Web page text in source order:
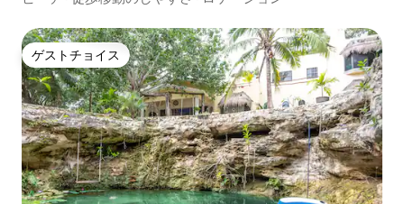
ゲストチョイス
ゲストチョイス